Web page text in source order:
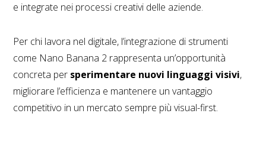
e integrate nei processi creativi delle aziende.
Per chi lavora nel digitale, l’integrazione di strumenti
come Nano Banana 2 rappresenta un’opportunità
concreta per sperimentare nuovi linguaggi visivi,
migliorare l’efficienza e mantenere un vantaggio
competitivo in un mercato sempre più visual-first.